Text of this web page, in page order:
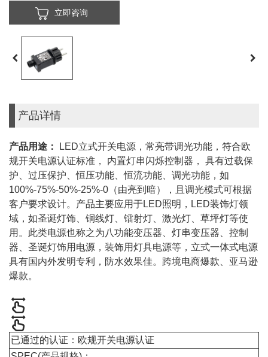
GS变压器、LED驱动、适配器等。此款立式一体式电源具
有国内外发明专利，操作简单，防水效果佳。
立即咨询
产品详情
产品用途：
LED立式开关电源，常亮带调光功能，符合欧
规开关电源认证标准， 内置灯串闪烁控制器， 具有过载保
护、过压保护、恒压功能、恒流功能、调光功能，如
100%-75%-50%-25%-0（由亮到暗），且调光模式可根据
客户要求设计。产品主要应用于LED照明，LED装饰灯领
域，如圣诞灯饰、铜线灯、镭射灯、激光灯、草坪灯等使
用。此类电源也称之为八功能变压器、灯串变压器、控制
器、圣诞灯饰用电源，装饰用灯具电源等，立式一体式电源
具有国内外发明专利，防水效果佳。 跨境电商爆款、亚马逊
爆款。
已通过的认证：欧规开关电源认证